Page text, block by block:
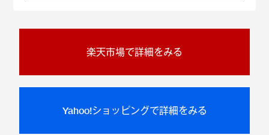
楽天市場で詳細をみる
Yahoo!ショッピングで詳細をみる